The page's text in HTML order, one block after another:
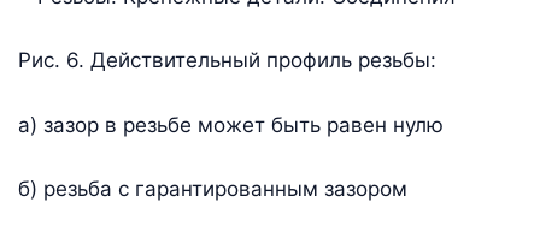
Рис. 6. Действительный профиль резьбы:
а) зазор в резьбе может быть равен нулю
б) резьба с гарантированным зазором